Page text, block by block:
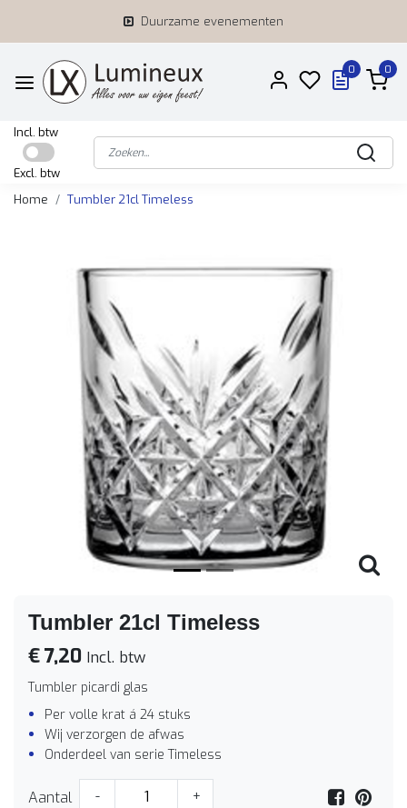
Duurzame evenementen
0 0
Incl. btw
Excl. btw
Home
Tumbler 21cl Timeless
Tumbler 21cl Timeless
€ 7,20 Incl. btw
Tumbler picardi glas
Per volle krat á 24 stuks
Wij verzorgen de afwas
Onderdeel van serie Timeless
Aantal - +